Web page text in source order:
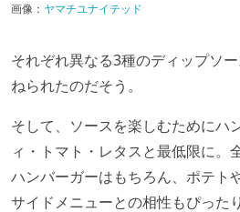
画像： ヤマチユナイテッド
それぞれ異なる3種のディップソ
ねられたのだそう。
そして、ソースを楽しむためにハ
ィ・トマト・レタスと最低限に。
ハンバーガーはもちろん、ポテト
サイドメニューとの相性もぴった